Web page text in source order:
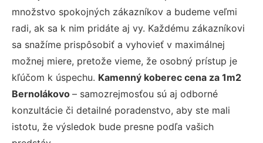
množstvo spokojných zákazníkov a budeme veľmi
radi, ak sa k nim pridáte aj vy. Každému zákazníkovi
sa snažíme prispôsobiť a vyhovieť v maximálnej
možnej miere, pretože vieme, že osobný prístup je
kľúčom k úspechu. Kamenný koberec cena za 1m2
Bernolákovo – samozrejmosťou sú aj odborné
konzultácie či detailné poradenstvo, aby ste mali
istotu, že výsledok bude presne podľa vašich